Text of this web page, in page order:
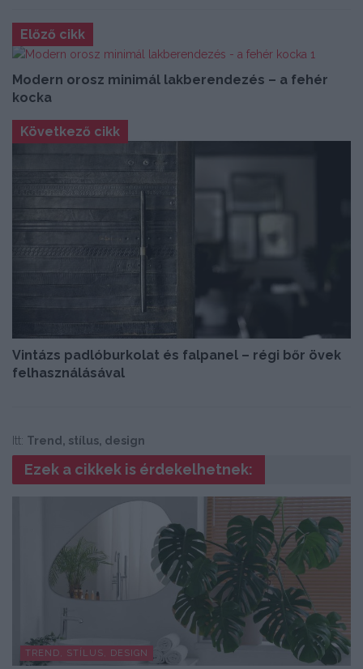
Előző cikk
Modern orosz minimál lakberendezés – a fehér
kocka
Következő cikk
Vintázs padlóburkolat és falpanel – régi bőr övek
felhasználásával
Itt: Trend, stílus, design
Ezek a cikkek is érdekelhetnek:
TREND, STÍLUS, DESIGN